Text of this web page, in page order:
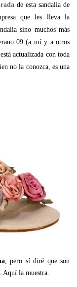
de esta sandalia de
que les lleva la
sino muchos más
09 (a mí y a otros
actualizada con toda
no la conozca, es una
, pero sí diré que son
Aquí la muestra.